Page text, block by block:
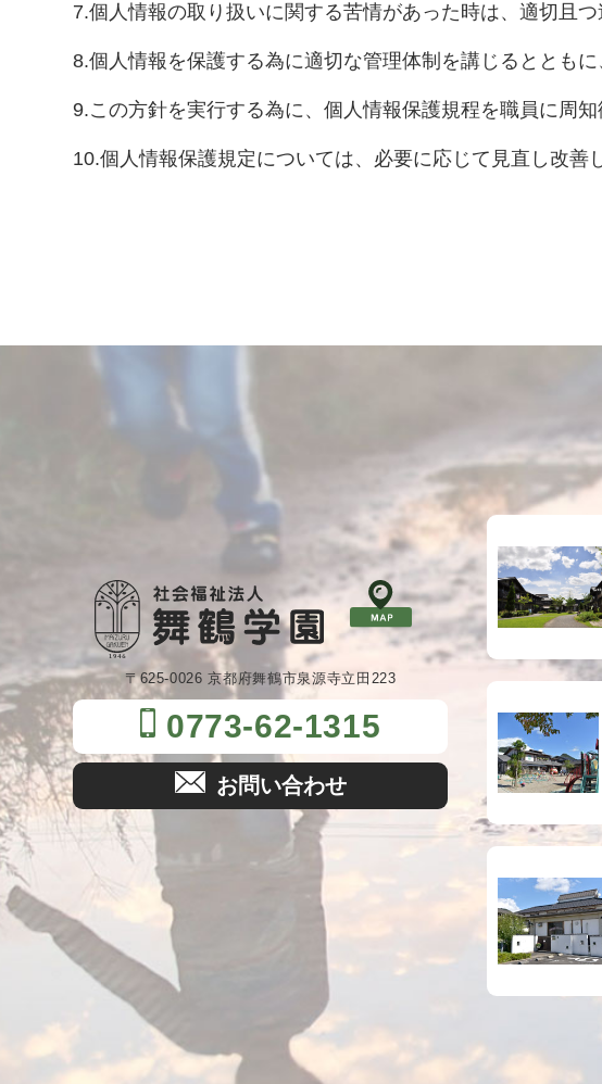
7.個人情報の取り扱いに関する苦情があった時は、適切且つ
8.個人情報を保護する為に適切な管理体制を講じるととも
9.この方針を実行する為に、個人情報保護規程を職員に周知
10.個人情報保護規定については、必要に応じて見直し改善
〒625-0026 京都府舞鶴市泉源寺立田223
0773-62-1315
お問い合わせ